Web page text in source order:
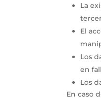
La
El
Los
en
Los
En caso